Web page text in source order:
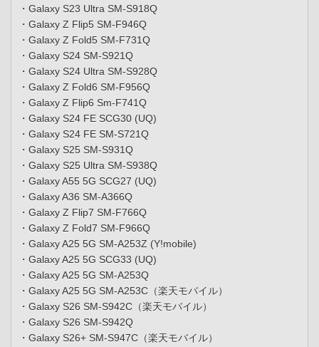
・Galaxy S23 Ultra SM-S918Q
・Galaxy Z Flip5 SM-F946Q
・Galaxy Z Fold5 SM-F731Q
・Galaxy S24 SM-S921Q
・Galaxy S24 Ultra SM-S928Q
・Galaxy Z Fold6 SM-F956Q
・Galaxy Z Flip6 Sm-F741Q
・Galaxy S24 FE SCG30 (UQ)
・Galaxy S24 FE SM-S721Q
・Galaxy S25 SM-S931Q
・Galaxy S25 Ultra SM-S938Q
・Galaxy A55 5G SCG27 (UQ)
・Galaxy A36 SM-A366Q
・Galaxy Z Flip7 SM-F766Q
・Galaxy Z Fold7 SM-F966Q
・Galaxy A25 5G SM-A253Z (Y!mobile)
・Galaxy A25 5G SCG33 (UQ)
・Galaxy A25 5G SM-A253Q
・Galaxy A25 5G SM-A253C（楽天モバイル）
・Galaxy S26 SM-S942C（楽天モバイル）
・Galaxy S26 SM-S942Q
・Galaxy S26+ SM-S947C（楽天モバイル）